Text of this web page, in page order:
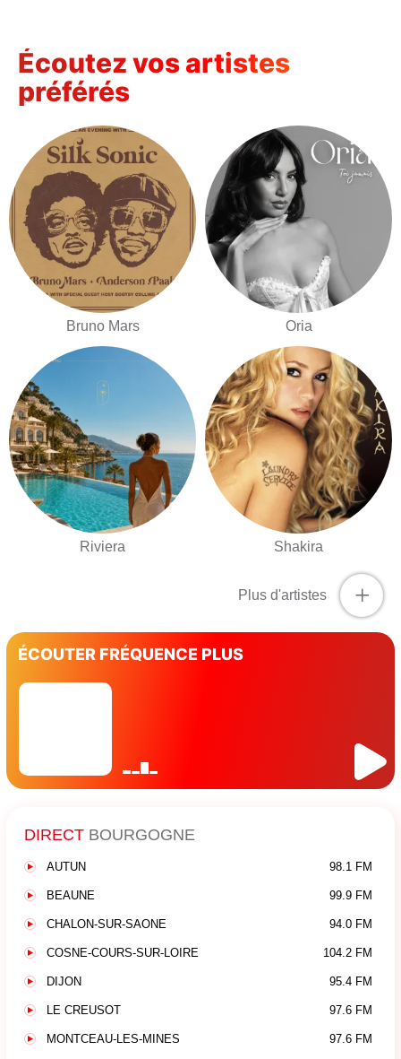
Écoutez vos artistes
préférés
Bruno Mars Oria
Riviera Shakira
+
Plus d'artistes
ÉCOUTER FRÉQUENCE PLUS
DIRECT BOURGOGNE
AUTUN 98.1 FM
BEAUNE 99.9 FM
CHALON-SUR-SAONE 94.0 FM
COSNE-COURS-SUR-LOIRE 104.2 FM
DIJON 95.4 FM
LE CREUSOT 97.6 FM
MONTCEAU-LES-MINES 97.6 FM